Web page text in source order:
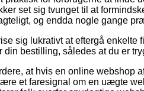
set sig tvunget til at
og endda nogle gange
sig lukrativt at eftergå
din bestilling, således at du er
at hvis en online webshop
et faresignal om en uægte